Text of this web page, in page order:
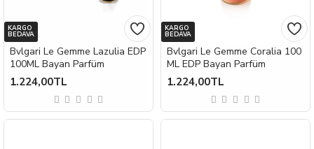
KARGO
BEDAVA
Bvlgari Le Gemme Lazulia EDP
100ML Bayan Parfüm
1.224,00TL
KARGO
BEDAVA
Bvlgari Le Gemme Coralia 100
ML EDP Bayan Parfüm
1.224,00TL